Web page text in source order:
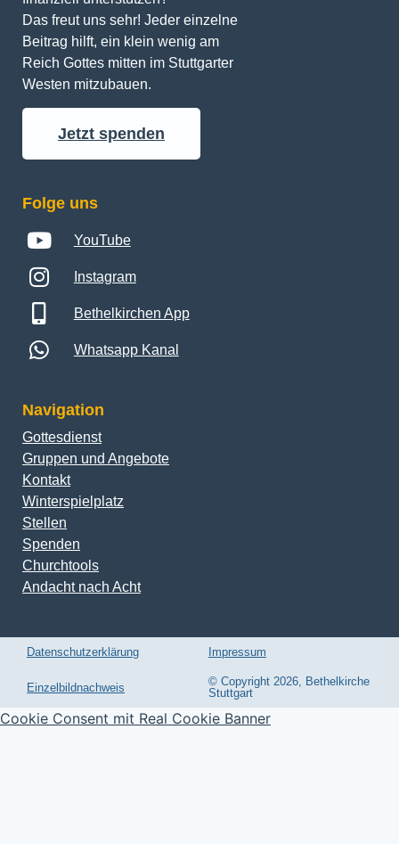
Das freut uns sehr! Jeder einzelne
Beitrag hilft, ein klein wenig am
Reich Gottes mitten im Stuttgarter
Westen mitzubauen.
Jetzt spenden
Folge uns
YouTube
Instagram
Bethelkirchen App
Whatsapp Kanal
Navigation
Gottesdienst
Gruppen und Angebote
Kontakt
Winterspielplatz
Stellen
Spenden
Churchtools
Andacht nach Acht
Datenschutzerklärung Impressum
Einzelbildnachweis
© Copyright 2026, Bethelkirche
Stuttgart
Cookie Consent mit Real Cookie Banner